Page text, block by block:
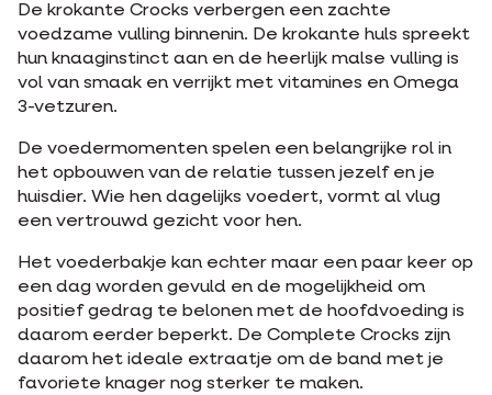
De krokante Crocks verbergen een zachte
voedzame vulling binnenin. De krokante huls spreekt
hun knaaginstinct aan en de heerlijk malse vulling is
vol van smaak en verrijkt met vitamines en Omega
3-vetzuren.
De voedermomenten spelen een belangrijke rol in
het opbouwen van de relatie tussen jezelf en je
huisdier. Wie hen dagelijks voedert, vormt al vlug
een vertrouwd gezicht voor hen.
Het voederbakje kan echter maar een paar keer op
een dag worden gevuld en de mogelijkheid om
positief gedrag te belonen met de hoofdvoeding is
daarom eerder beperkt. De Complete Crocks zijn
daarom het ideale extraatje om de band met je
favoriete knager nog sterker te maken.